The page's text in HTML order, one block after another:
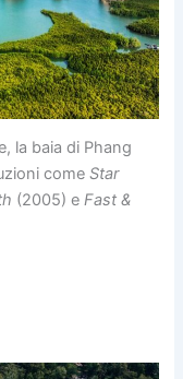
la baia di Phang
comeStar
(2005) eFast &